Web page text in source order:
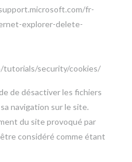
fr-
explorer-delete-
security/cookies/
de désactiver les fichiers
navigation sur le site.
du site provoqué par
considéré comme étant